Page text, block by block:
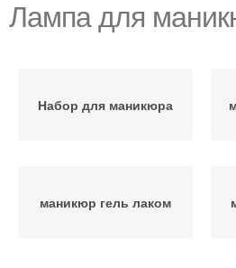
Лампа для
Набор для маникюра
маникюр гель лаком